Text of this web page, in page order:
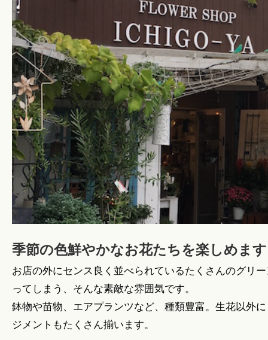
季節の色鮮やかなお花たちを楽しめます
お店の外にセンス良く並べられているたくさんのグリ
ってしまう、そんな素敵な雰囲気です。
鉢物や苗物、エアプランツなど、種類豊富。生花以外
ジメントもたくさん揃います。